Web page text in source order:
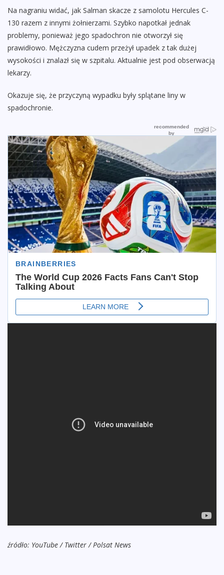
Na nagraniu widać, jak Salman skacze z samolotu Hercules C-
130 razem z innymi żołnierzami. Szybko napotkał jednak
problemy, ponieważ jego spadochron nie otworzył się
prawidłowo. Mężczyzna cudem przeżył upadek z tak dużej
wysokości i znalazł się w szpitalu. Aktualnie jest pod obserwacją
lekarzy.
Okazuje się, że przyczyną wypadku były splątane liny w
spadochronie.
źródło: YouTube / Twitter / Polsat News